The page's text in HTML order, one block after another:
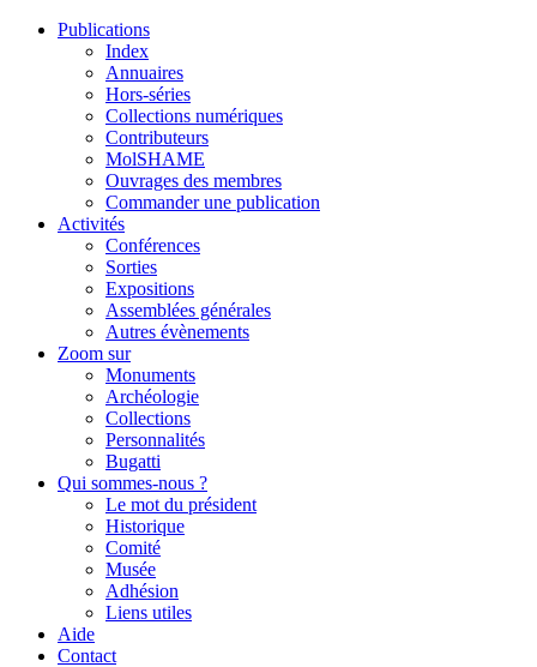
Publications
Index
Annuaires
Hors-séries
Collections numériques
Contributeurs
MolSHAME
Ouvrages des membres
Commander une publication
Activités
Conférences
Sorties
Expositions
Assemblées générales
Autres évènements
Zoom sur
Monuments
Archéologie
Collections
Personnalités
Bugatti
Qui sommes-nous ?
Le mot du président
Historique
Comité
Musée
Adhésion
Liens utiles
Aide
Contact